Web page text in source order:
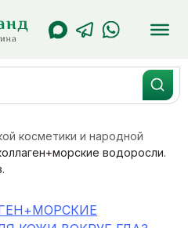
косметики и народной
водоросли.